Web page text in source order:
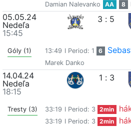
Damian Nalevanko
AA 8
05.05.24
Nedeľa
15:45
3 : 5
Góly (1) 13:49 I Period: 1 6
Marek Danko
14.04.24
Nedeľa
18:15
1 : 3
Tresty (3) 33:19 I Period: 3 2min
33:19 I Period: 3 2min